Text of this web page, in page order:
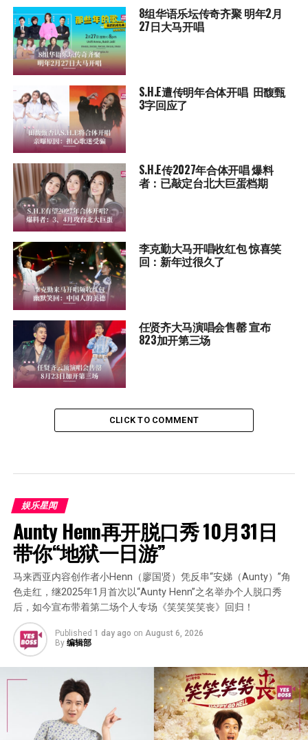
8组华语乐坛传奇⻬聚 明年2月
27日大马开唱
S.H.E遭传明年合体开唱 田馥甄
3字回应了
S.H.E传2027年合体开唱 爆料
者：已敲定台北大巨蛋档期
李克勤大马开唱收红包 惊喜笑
回：新年过很久了
任贤齐大马演唱会售罄 宣布
823加开第三场
CLICK TO COMMENT
娱乐星闻
Aunty Henn再开脱口秀 10月31日
带你“地狱一日游”
马来西亚内容创作者小Henn（廖国贤）凭反串“安娣（Aunty）”角
色走红，继2025年1月首次以“Aunty Henn”之名举办个人脱口秀
后，如今宣布带着第二场个人专场《笑笑笑笑丧》回归！
Published 1 day ago on August 6, 2026
By 编辑部